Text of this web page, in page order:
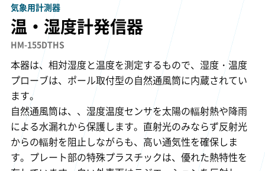
気象用計測器
温・湿度計発信器
HM-155DTHS
本器は、相対湿度と温度を測定するもので、湿度・温度
プローブは、ポール取付型の自然通風筒に内蔵されてい
ます。
自然通風筒は、、湿度温度センサを太陽の輻射熱や降雨
による水漏れから保護します。直射光のみならず反射光
からの輻射を阻止しながらも、高い通気性を確保しま
す。プレート部の特殊プラスチックは、優れた熱特性を